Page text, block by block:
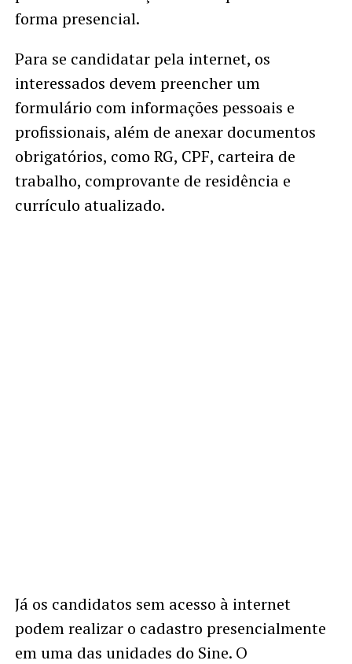
forma presencial.
Para se candidatar pela internet, os
interessados devem preencher um
formulário com informações pessoais e
profissionais, além de anexar documentos
obrigatórios, como RG, CPF, carteira de
trabalho, comprovante de residência e
currículo atualizado.
Já os candidatos sem acesso à internet
podem realizar o cadastro presencialmente
em uma das unidades do Sine. O